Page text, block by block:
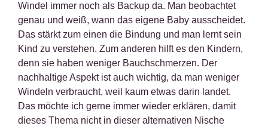
Windel immer noch als Backup da. Man beobachtet
genau und weiß, wann das eigene Baby ausscheidet.
Das stärkt zum einen die Bindung und man lernt sein
Kind zu verstehen. Zum anderen hilft es den Kindern,
denn sie haben weniger Bauchschmerzen. Der
nachhaltige Aspekt ist auch wichtig, da man weniger
Windeln verbraucht, weil kaum etwas darin landet.
Das möchte ich gerne immer wieder erklären, damit
dieses Thema nicht in dieser alternativen Nische